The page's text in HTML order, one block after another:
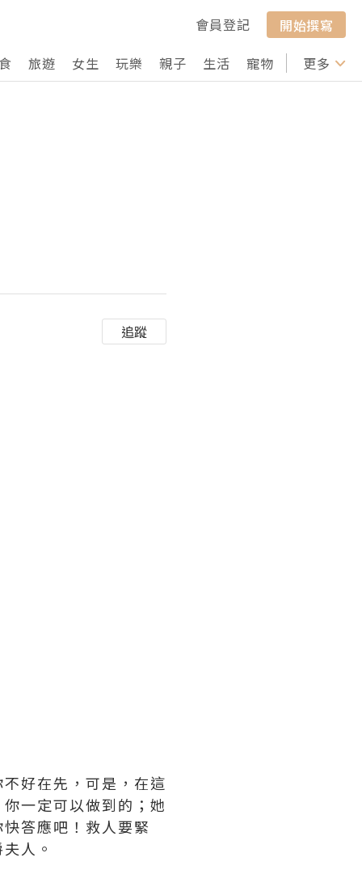
會員登記
開始撰寫
旅遊 女生 玩樂 親子 生活 寵物 行山 打卡
更多
追蹤
好在先，可是，在這
一定可以做到的；她
答應吧！救人要緊
人。